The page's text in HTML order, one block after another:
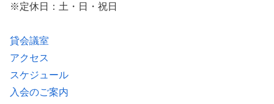
※定休日：土・日・祝日
貸会議室
アクセス
スケジュール
入会のご案内